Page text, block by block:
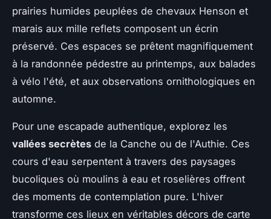
prairies humides peuplées de chevaux Henson et
marais aux mille reflets composent un écrin
préservé. Ces espaces se prêtent magnifiquement
à la randonnée pédestre au printemps, aux balades
à vélo l'été, et aux observations ornithologiques en
automne.
Pour une escapade authentique, explorez les
vallées secrètes de la Canche ou de l'Authie. Ces
cours d'eau serpentent à travers des paysages
bucoliques où moulins à eau et roselières offrent
des moments de contemplation pure. L'hiver
transforme ces lieux en véritables décors de carte